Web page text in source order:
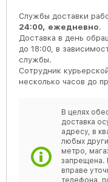
Службы доставки
24:00, ежедневно.
Доставка в день
до 18:00, в
службы.
Сотрудник
несколько часов до
В целях
доставка
адресу, в
любых
метро,
запрещена.
вправе
телефона,